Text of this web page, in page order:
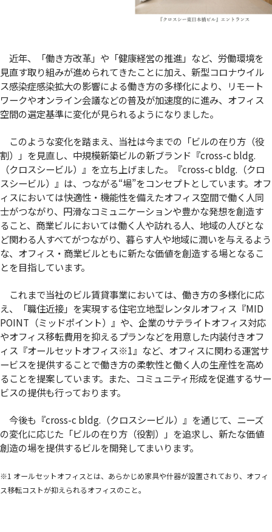
近年、「働き方改革」や「健康経営の推進」など、労働環境を
見直す取り組みが進められてきたことに加え、新型コロナウイル
ス感染症感染拡大の影響による働き方の多様化により、リモート
ワークやオンライン会議などの普及が加速度的に進み、オフィス
空間の選定基準に変化が見られるようになりました。
このような変化を踏まえ、当社は今までの「ビルの在り方（役
割）」を見直し、中規模新築ビルの新ブランド『cross-c bldg.
（クロスシービル）』を立ち上げました。『cross-c bldg.（クロ
スシービル）』は、つながる“場”をコンセプトとしています。オフ
ィスにおいては快適性・機能性を備えたオフィス空間で働く人同
士がつながり、円滑なコミュニケーションや豊かな発想を創造す
ること、商業ビルにおいては働く人や訪れる人、地域の人びとな
ど関わる人すべてがつながり、暮らす人や地域に潤いを与えるよう
な、オフィス・商業ビルともに新たな価値を創造する場となるこ
とを目指しています。
これまで当社のビル賃貸事業においては、働き方の多様化に応
え、「職住近接」を実現する住宅立地型レンタルオフィス『MID
POINT（ミッドポイント）』や、企業のサテライトオフィス対応
やオフィス移転費用を抑えるプランなどを用意した内装付きオフ
ィス『オールセットオフィス※1 』など、オフィスに関わる運営サ
ービスを提供することで働き方の柔軟性と働く人の生産性を高め
ることを提案しています。また、コミュニティ形成を促進するサー
ビスの提供も行っております。
今後も『cross-c bldg.（クロスシービル）』を通じて、ニーズ
の変化に応じた「ビルの在り方（役割）」を追求し、新たな価値
創造の場を提供するビルを開発してまいります。
※1 オールセットオフィスとは、あらかじめ家具や什器が設置されており、オフィ
ス移転コストが抑えられるオフィスのこと。